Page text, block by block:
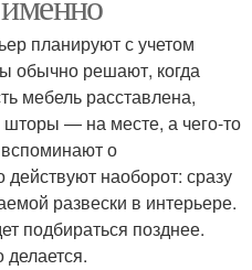
планируют с учетом
обычно решают, когда
мебель расставлена,
— на месте, а чего-то
о
наоборот: сразу
развески в интерьере.
подбираться позднее.